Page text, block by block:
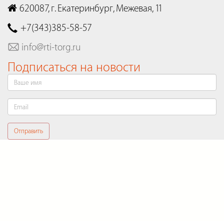
620087, г. Екатеринбург, Межевая, 11
+7(343)385-58-57
info@rti-torg.ru
Подписаться на новости
Отправить